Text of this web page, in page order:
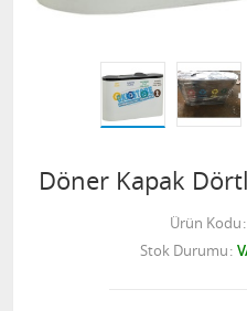
Döner Kapak
Ürün Kodu
Stok Durumu